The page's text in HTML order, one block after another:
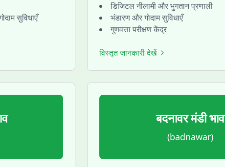
सुविधाएँ
डिजिटल नीलामी और भुगतान प्रणाली
भंडारण और गोदाम सुविधाएँ
गुणवत्ता परीक्षण केंद्र
विस्तृत जानकारी देखें
बदनावरमंडी भाव
(badnawar)